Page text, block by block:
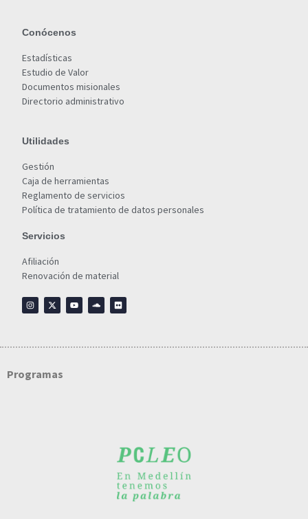
Conócenos
Estadísticas
Estudio de Valor
Documentos misionales
Directorio administrativo
Utilidades
Gestión
Caja de herramientas
Reglamento de servicios
Política de tratamiento de datos personales
Servicios
Afiliación
Renovación de material
Programas